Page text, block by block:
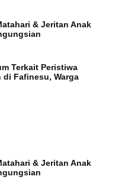
& Jeritan Anak
Terkait Peristiwa
di Fafinesu, Warga
& Jeritan Anak